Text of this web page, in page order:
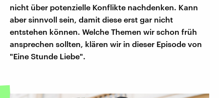
nicht über potenzielle Konflikte nachdenken. Kann
aber sinnvoll sein, damit diese erst gar nicht
entstehen können. Welche Themen wir schon früh
ansprechen sollten, klären wir in dieser Episode von
"Eine Stunde Liebe".